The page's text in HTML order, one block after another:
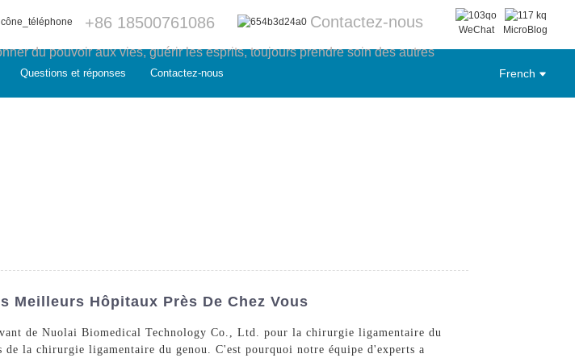
+86 18500761086 Contactez-nous WeChat MicroBlog
du pouvoir aux vies, guérir les esprits, toujours prendre soin des autres
Questions et réponses Contactez-nous French
Meilleurs Hôpitaux Près De Chez Vous
de Nuolai Biomedical Technology Co., Ltd. pour la chirurgie ligamentaire du
la chirurgie ligamentaire du genou. C'est pourquoi notre équipe d'experts a